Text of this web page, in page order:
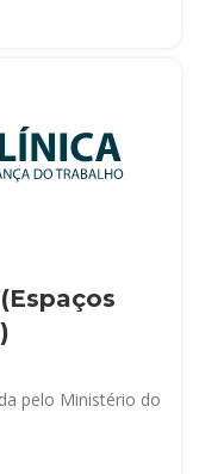
pelo Ministério do